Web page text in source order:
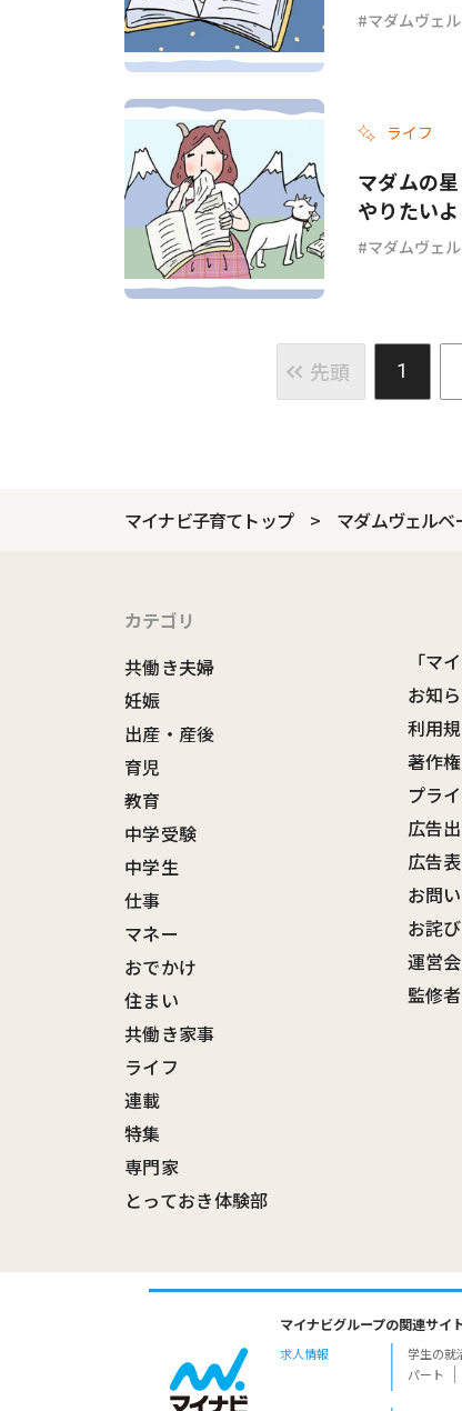
マダムヴェ
ライフ
マダムの
やりたい
マダムヴェ
先頭 1
マイナビ子育てトップ マダムヴェル
カテゴリ
共働き夫婦
妊娠
出産・産後
育児
教育
中学受験
中学生
仕事
マネー
おでかけ
住まい
共働き家事
ライフ
連載
特集
専門家
とっておき体験部
「マ
お知
利用
著作
プラ
広告
広告
お問
お詫
運営
監修
マイナビグループの関連サイ
求人情報 学生の就
パート